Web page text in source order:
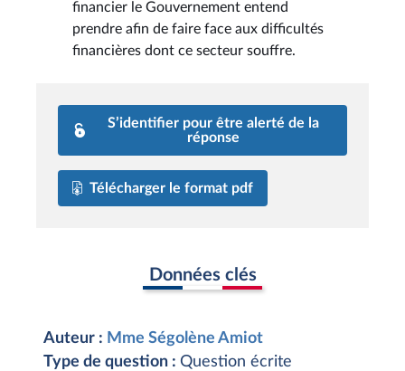
financier le Gouvernement entend
prendre afin de faire face aux difficultés
financières dont ce secteur souffre.
S’identifier pour être alerté de la
réponse
Télécharger le format pdf
Données clés
Auteur : Mme Ségolène Amiot
Type de question : Question écrite